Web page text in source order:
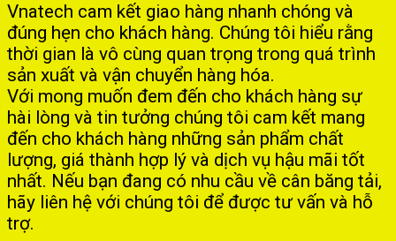
Vnatech cam kết giao hàng nhanh chóng và
đúng hẹn cho khách hàng. Chúng tôi hiểu rằng
thời gian là vô cùng quan trọng trong quá trình
sản xuất và vận chuyển hàng hóa.
Với mong muốn đem đến cho khách hàng sự
hài lòng và tin tưởng chúng tôi cam kết mang
đến cho khách hàng những sản phẩm chất
lượng, giá thành hợp lý và dịch vụ hậu mãi tốt
nhất. Nếu bạn đang có nhu cầu về cân băng tải,
hãy liên hệ với chúng tôi để được tư vấn và hỗ
trợ.